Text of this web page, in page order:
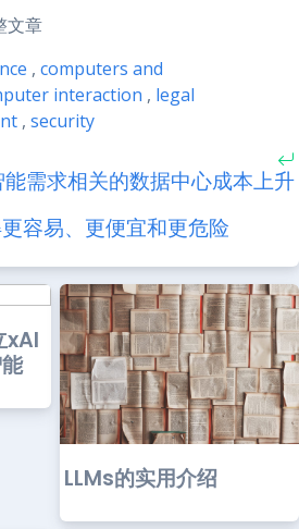
文章
, computers and
interaction , legal
, security
需求相关的数据中心成本上升
容易、更便宜和更危险
xAI
LLMs的实用介绍